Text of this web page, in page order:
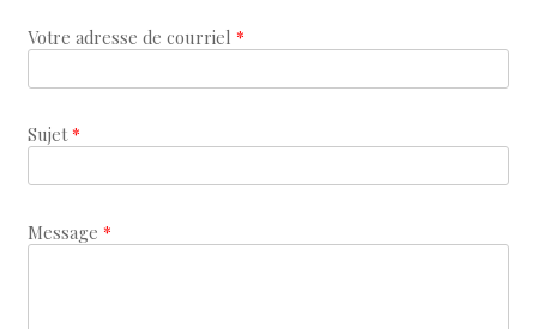
Votre adresse de courriel*
Sujet*
Message*